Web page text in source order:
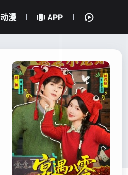
动漫 APP